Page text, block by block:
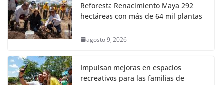
Reforesta Renacimiento Maya 292
hectáreas con más de 64 mil plantas
agosto 9, 2026
Impulsan mejoras en espacios
recreativos para las familias de